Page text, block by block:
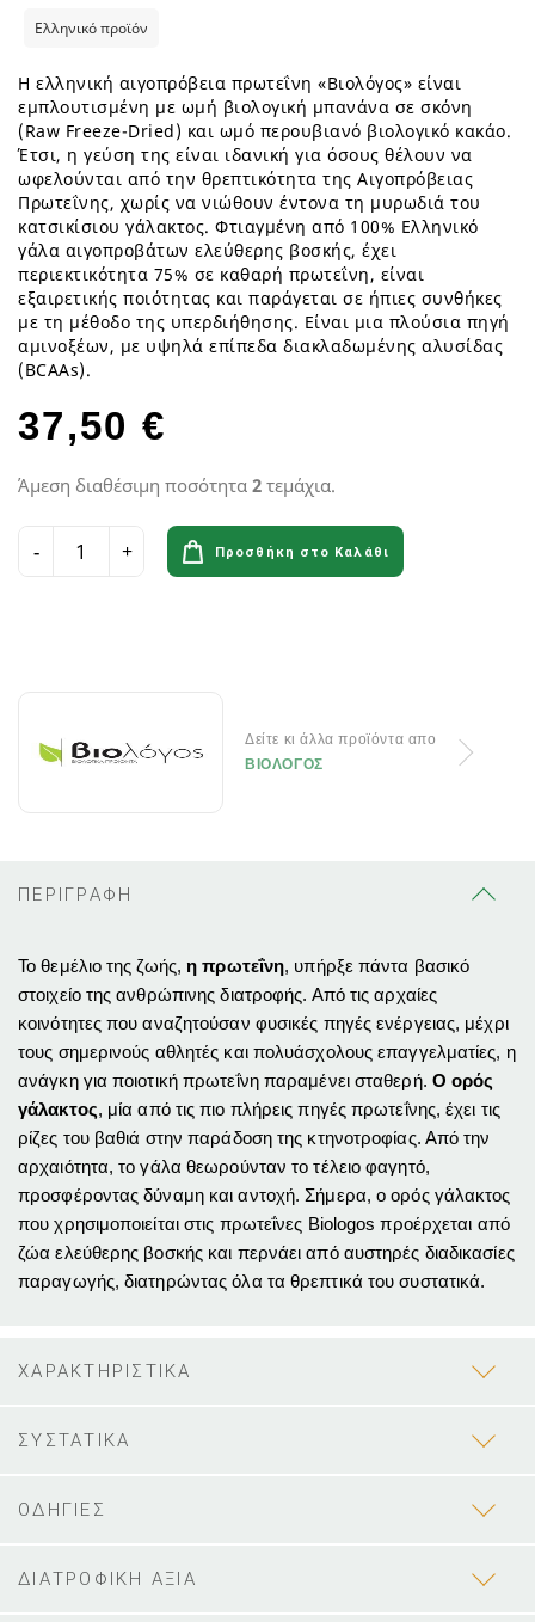
Ελληνικό προϊόν
Η ελληνική αιγοπρόβεια πρωτεΐνη «Βιολόγος» είναι
εμπλουτισμένη με ωμή βιολογική μπανάνα σε σκόνη
(Raw Freeze-Dried) και ωμό περουβιανό βιολογικό κακάο.
Έτσι, η γεύση της είναι ιδανική για όσους θέλουν να
ωφελούνται από την θρεπτικότητα της Αιγοπρόβειας
Πρωτεΐνης, χωρίς να νιώθουν έντονα τη μυρωδιά του
κατσικίσιου γάλακτος. Φτιαγμένη από 100% Ελληνικό
γάλα αιγοπροβάτων ελεύθερης βοσκής, έχει
περιεκτικότητα 75% σε καθαρή πρωτεΐνη, είναι
εξαιρετικής ποιότητας και παράγεται σε ήπιες συνθήκες
με τη μέθοδο της υπερδιήθησης. Είναι μια πλούσια πηγή
αμινοξέων, με υψηλά επίπεδα διακλαδωμένης αλυσίδας
(BCAAs).
37,50 €
Άμεση διαθέσιμη ποσότητα 2 τεμάχια.
Προσθήκη στο Καλάθι
Δείτε κι άλλα προϊόντα απο
ΒΙΟΛΟΓΟΣ
ΠΕΡΙΓΡΑΦΗ
Το θεμέλιο της ζωής,η πρωτεΐνη, υπήρξε πάντα βασικό
στοιχείο της ανθρώπινης διατροφής. Από τις αρχαίες
κοινότητες που αναζητούσαν φυσικές πηγές ενέργειας, μέχρι
τους σημερινούς αθλητές και πολυάσχολους επαγγελματίες, η
ανάγκη για ποιοτική πρωτεΐνη παραμένει σταθερή. Ο ορός
γάλακτος, μία από τις πιο πλήρεις πηγές πρωτεΐνης, έχει τις
ρίζες του βαθιά στην παράδοση της κτηνοτροφίας. Από την
αρχαιότητα, το γάλα θεωρούνταν το τέλειο φαγητό,
προσφέροντας δύναμη και αντοχή. Σήμερα, ο ορός γάλακτος
που χρησιμοποιείται στις πρωτεΐνες Biologos προέρχεται από
ζώα ελεύθερης βοσκής και περνάει από αυστηρές διαδικασίες
παραγωγής, διατηρώντας όλα τα θρεπτικά του συστατικά.
ΧΑΡΑΚΤΗΡΙΣΤΙΚΑ
ΣΥΣΤΑΤΙΚΑ
ΟΔΗΓΙΕΣ
ΔΙΑΤΡΟΦΙΚΗ ΑΞΙΑ